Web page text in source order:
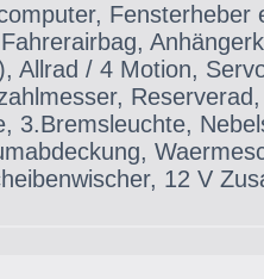
Fensterheber
Allrad / 4 Motion,
3.Bremsleuchte,
12 V